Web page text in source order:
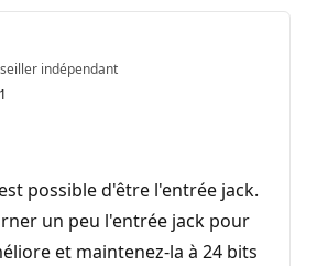
indépendant
possible d'être l'entrée jack.
un peu l'entrée jack pour
et maintenez-la à 24 bits